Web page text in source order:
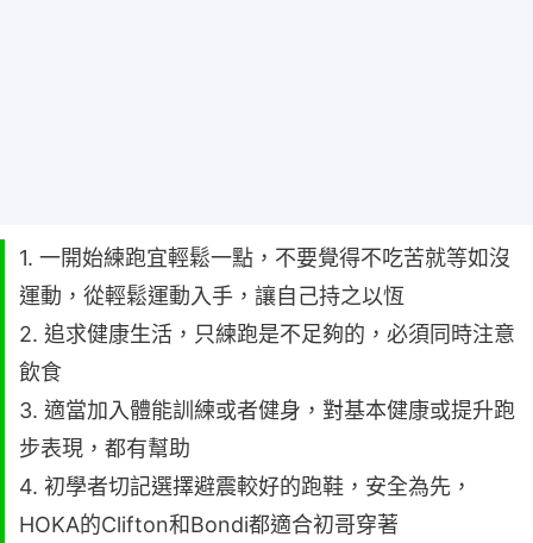
1. 一開始練跑宜輕鬆一點，不要覺得不吃苦就等如沒
運動，從輕鬆運動入手，讓自己持之以恆
2. 追求健康生活，只練跑是不足夠的，必須同時注意
飲食
3. 適當加入體能訓練或者健身，對基本健康或提升跑
步表現，都有幫助
4. 初學者切記選擇避震較好的跑鞋，安全為先，
HOKA的Clifton和Bondi都適合初哥穿著